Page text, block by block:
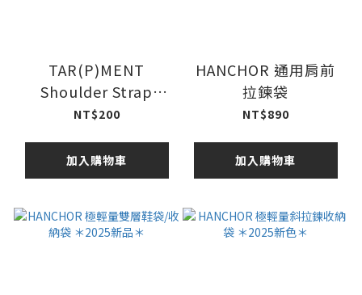
TAR(P)MENT
Shoulder Strap
25FW
NT$200
加入購物車
HANCHOR 通用肩前
拉鍊袋
NT$890
加入購物車